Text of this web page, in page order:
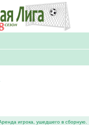
игрока, ушедшего в сборную.